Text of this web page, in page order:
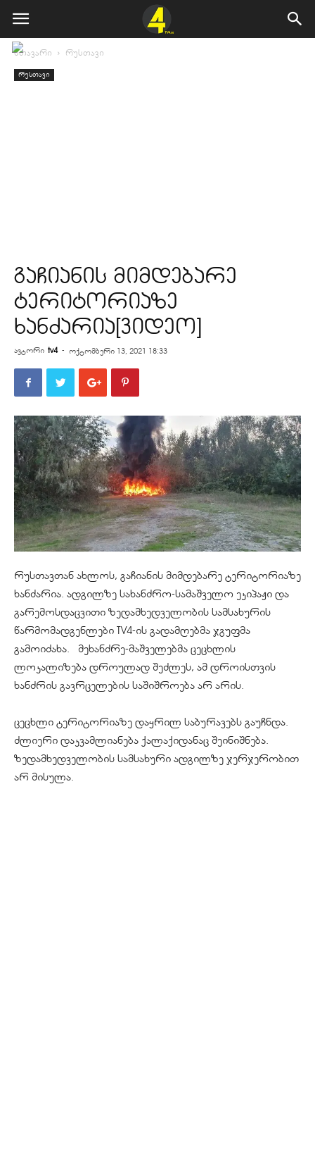
მთავარი რუსთავი
რუსთავი
გაჩიანის მიმდებარე
ტერიტორიაზე
ხანძარია[ვიდეო]
ავტორი tv4 - ოქტომბერი 13, 2021 18:33
რუსთავთან ახლოს, გაჩიანის მიმდებარე ტერიტორიაზე
ხანძარია. ადგილზე სახანძრო-სამაშველო ეკიპაჟი და
გარემოსდაცვითი ზედამხედველობის სამსახურის
წარმომადგენლები TV4-ის გადამღებმა ჯგუფმა
გამოიძახა. მეხანძრე-მაშველებმა ცეცხლის
ლოკალიზება დროულად შეძლეს, ამ დროისთვის
ხანძრის გავრცელების საშიშროება არ არის.
ცეცხლი ტერიტორიაზე დაყრილ საბურავებს გაუჩნდა.
ძლიერი დაკვამლიანება ქალაქიდანაც შეინიშნება.
ზედამხედველობის სამსახური ადგილზე ჯერჯერობით
არ მისულა.